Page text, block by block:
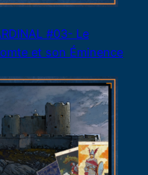
#03- Le
et son Éminence